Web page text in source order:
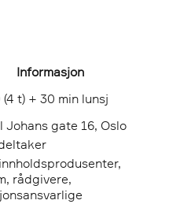
Informasjon
t) + 30 min lunsj
Johans gate 16, Oslo
rådgivere,